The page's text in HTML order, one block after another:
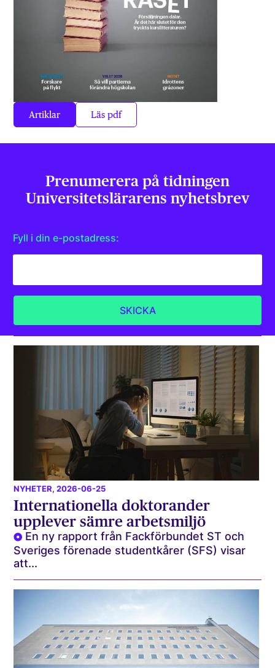
Artiklar Läs pdf
Prenumerera på tidningen
Universitets­lärarens nyhetsbrev
Fyll i din e-postadress:
NYHETER, 2026-06-25
Internationella doktorander
upplever sämre arbetsmiljö
En ny rapport från Fackförbundet ST och
Sveriges förenade studentkårer (SFS) visar
att...